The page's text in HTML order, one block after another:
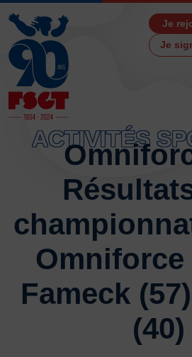
Je
Histoire
Fonctionnement
Partenaires
Les Boutiques F.S.G.T
Ressources média
ACTIVITÉS
Omniforce
Fameck
(40)